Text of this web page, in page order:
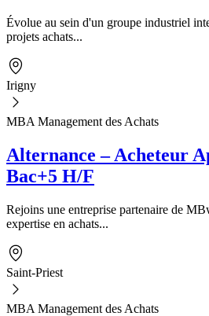
Évolue au sein d'un groupe industriel
projets achats...
Irigny
MBA Management des Achats
Alternance – Acheteur
Bac+5 H/F
Rejoins une entreprise partenaire de
expertise en achats...
Saint-Priest
MBA Management des Achats